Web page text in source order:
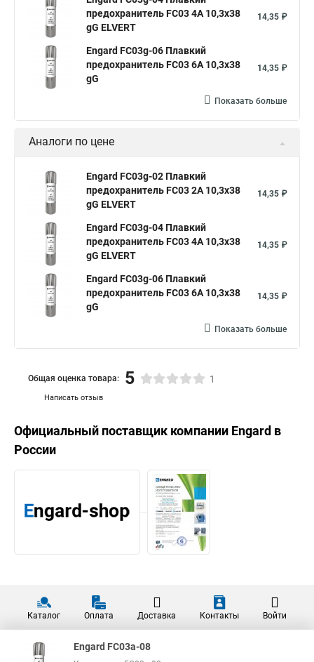
предохранитель FС03 4A 10,3x38
gG ELVERT
14,35 ₽
Engard FC03g-06 Плавкий
предохранитель FС03 6A 10,3x38
gG
14,35 ₽
Показать больше
Аналоги по цене
Engard FC03g-02 Плавкий
предохранитель FС03 2A 10,3x38
gG ELVERT
14,35 ₽
Engard FC03g-04 Плавкий
предохранитель FС03 4A 10,3x38
gG ELVERT
14,35 ₽
Engard FC03g-06 Плавкий
предохранитель FС03 6A 10,3x38
gG
14,35 ₽
Показать больше
Написать отзыв
Общая оценка товара: 5 1
Официальный поставщик компании Engard в
России
Каталог Оплата Доставка Контакты Войти
Engard FC03a-08